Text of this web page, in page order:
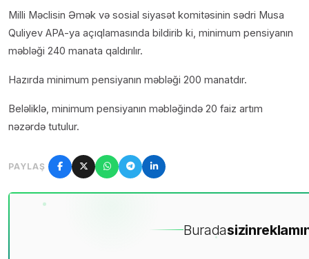
Milli Məclisin Əmək və sosial siyasət komitəsinin sədri Musa
Quliyev APA-ya açıqlamasında bildirib ki, minimum pensiyanın
məbləği 240 manata qaldırılır.
Hazırda minimum pensiyanın məbləği 200 manatdır.
Beləliklə, minimum pensiyanın məbləğində 20 faiz artım
nəzərdə tutulur.
PAYLAŞ
Buradasizin